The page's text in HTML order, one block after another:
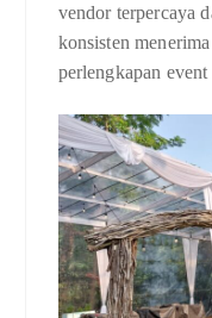
vendor terpercaya
konsisten
perlengkapan